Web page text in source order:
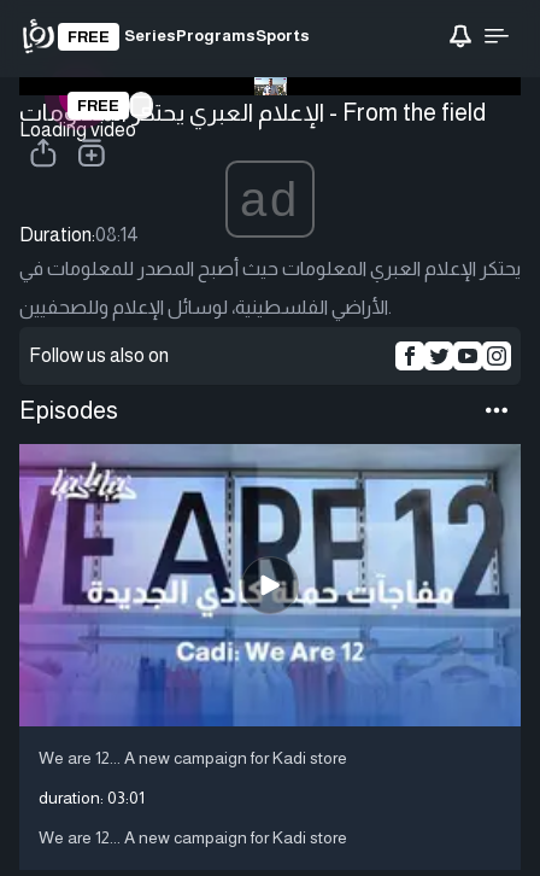
FREE SeriesProgramsSports
Loading video
FREE الإعلام العبري يحتكر المعلومات - From the field
ad
Duration:08:14
يحتكر الإعلام العبري المعلومات حيث أصبح المصدر للمعلومات في
Follow us also on
Episodes
We are 12... A new campaign for Kadi store
duration: 03:01
We are 12... A new campaign for Kadi store